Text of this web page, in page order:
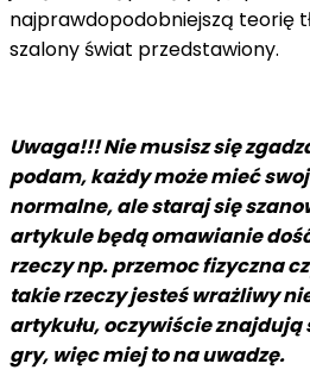
najprawdopodobniejszą teorię
szalony świat przedstawiony.
Uwaga!!! Nie musisz się
podam, każdy może mieć
normalne, ale staraj się
artykule będą omawianie
rzeczy np. przemoc fizyczna
takie rzeczy jesteś wrażliwy
artykułu, oczywiście znajdują
gry, więc miej to na uwadzę.